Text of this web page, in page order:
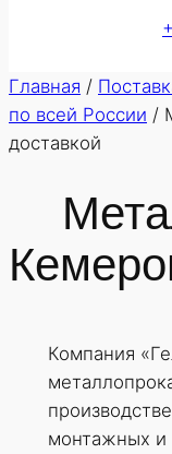
Главная /
по всей России /
доставкой
Компания
монтажных и